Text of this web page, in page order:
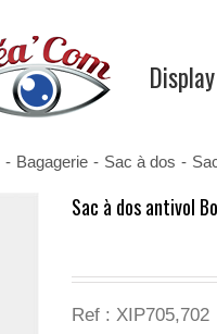
- Bagagerie - Sac à dos -
Sac à dos antivol
Ref : XIP705,702